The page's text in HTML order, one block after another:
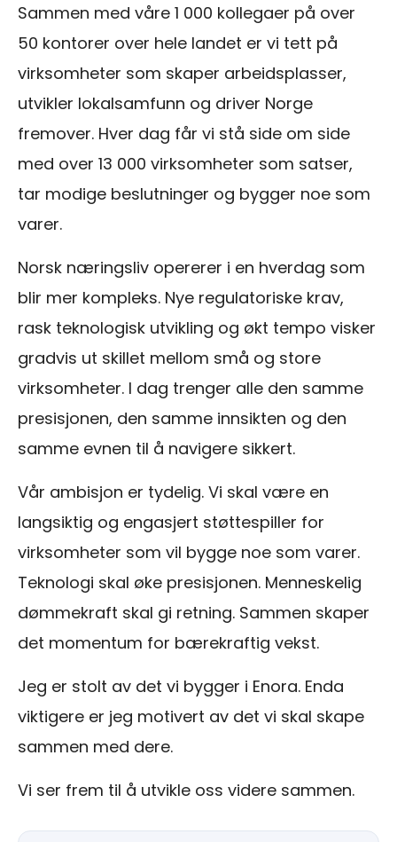
Sammen med våre 1 000 kollegaer på over
50 kontorer over hele landet er vi tett på
virksomheter som skaper arbeidsplasser,
utvikler lokalsamfunn og driver Norge
fremover. Hver dag får vi stå side om side
med over 13 000 virksomheter som satser,
tar modige beslutninger og bygger noe som
varer.
Norsk næringsliv opererer i en hverdag som
blir mer kompleks. Nye regulatoriske krav,
rask teknologisk utvikling og økt tempo visker
gradvis ut skillet mellom små og store
virksomheter. I dag trenger alle den samme
presisjonen, den samme innsikten og den
samme evnen til å navigere sikkert.
Vår ambisjon er tydelig. Vi skal være en
langsiktig og engasjert støttespiller for
virksomheter som vil bygge noe som varer.
Teknologi skal øke presisjonen. Menneskelig
dømmekraft skal gi retning. Sammen skaper
det momentum for bærekraftig vekst.
Jeg er stolt av det vi bygger i Enora. Enda
viktigere er jeg motivert av det vi skal skape
sammen med dere.
Vi ser frem til å utvikle oss videre sammen.